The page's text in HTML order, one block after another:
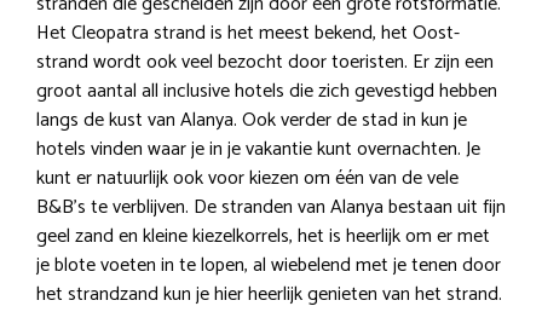
Het Cleopatra strand is het meest bekend, het Oost-
strand wordt ook veel bezocht door toeristen. Er zijn een
groot aantal all inclusive hotels die zich gevestigd hebben
langs de kust van Alanya. Ook verder de stad in kun je
hotels vinden waar je in je vakantie kunt overnachten. Je
kunt er natuurlijk ook voor kiezen om één van de vele
B&B’s te verblijven. De stranden van Alanya bestaan uit fijn
geel zand en kleine kiezelkorrels, het is heerlijk om er met
je blote voeten in te lopen, al wiebelend met je tenen door
het strandzand kun je hier heerlijk genieten van het strand.